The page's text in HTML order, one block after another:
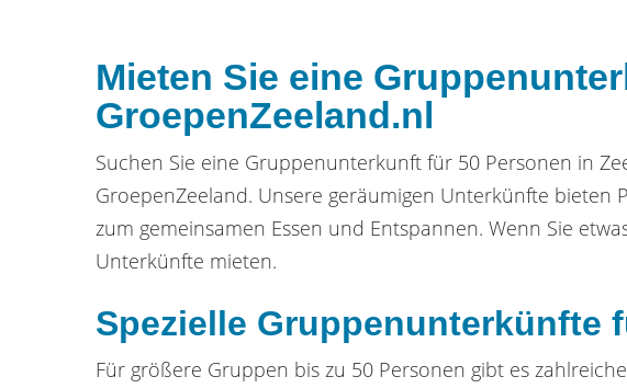
Mieten Sie eine
GroepenZeeland.nl
Suchen Sie eine Gruppenunterkunft für 50 Personen in
GroepenZeeland. Unsere geräumigen Unterkünfte
zum gemeinsamen Essen und Entspannen. Wenn Sie
Unterkünfte mieten.
Spezielle Gruppenunterkünfte
Für größere Gruppen bis zu 50 Personen gibt es